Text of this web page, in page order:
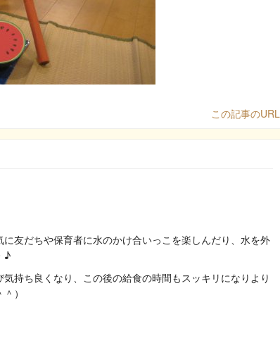
この記事のURL
友だちや保育者に水のかけ合いっこを楽しんだり、水を外
♪
持ち良くなり、この後の給食の時間もスッキリになりより
）